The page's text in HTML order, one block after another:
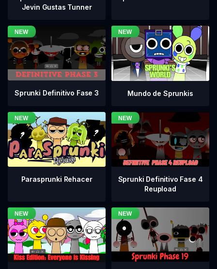
Jevin Gustas Tunner
Sprunki Definitivo Fase 3 Mundo de Sprunkis
Parasprunki Rehacer
Sprunki Definitivo Fase 4
Reupload